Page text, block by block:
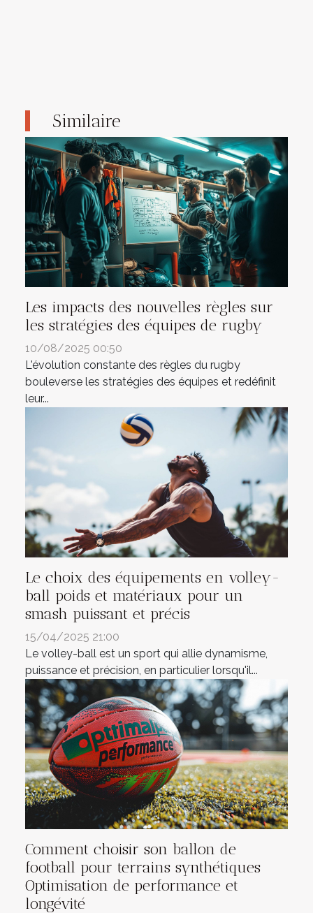
Similaire
Les impacts des nouvelles règles sur
les stratégies des équipes de rugby
10/08/2025 00:50
L'évolution constante des règles du rugby
bouleverse les stratégies des équipes et redéfinit
leur...
Le choix des équipements en volley-
ball poids et matériaux pour un
smash puissant et précis
15/04/2025 21:00
Le volley-ball est un sport qui allie dynamisme,
puissance et précision, en particulier lorsqu'il...
Comment choisir son ballon de
football pour terrains synthétiques
Optimisation de performance et
longévité